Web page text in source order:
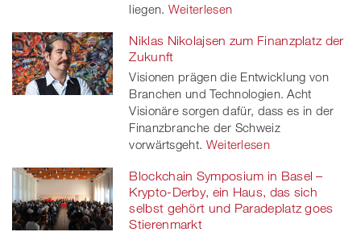
liegen. Weiterlesen
Niklas Nikolajsen zum Finanzplatz der
Zukunft
Visionen prägen die Entwicklung von
Branchen und Technologien. Acht
Visionäre sorgen dafür, dass es in der
Finanzbranche der Schweiz
vorwärtsgeht. Weiterlesen
Blockchain Symposium in Basel –
Krypto-Derby, ein Haus, das sich
selbst gehört und Paradeplatz goes
Stierenmarkt